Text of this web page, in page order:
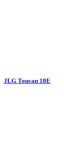
JLG Toucan 10E